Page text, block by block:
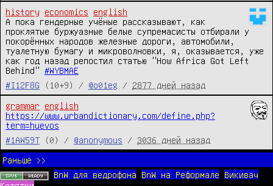
history economics
english
А пока гендерные учёные рассказывают, как
проклятые буржуазные белые супремасисты отбирали у
покорённых народов железные дороги, автомобили,
туалетную бумагу и микроволновки, я, оказывается, уже
как год назад репостил статью "How Africa Got Left
Behind" #WYBMAE
#I12F8G
(10+9) / @o01eg / 2877 дней назад
grammar
english
https://www.urbandictionary.com/define.php?
term=huevos
#1AW59T
(0) / @anonymous / 3036 дней назад
Раньше >>
BnW для ведрофона
BnW на Реформале
Викивач